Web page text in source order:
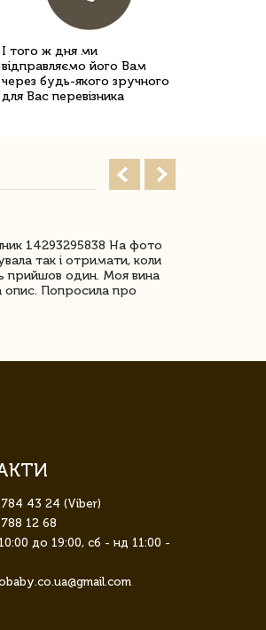
І того ж дня ми
відправляємо його Вам
через будь-якого зручного
для Вас перевізника
14293295838 На фото
так і отримати, коли
прийшов один. Моя вина
Попросила про
43 24 (Viber)
12 68
до 19:00, сб - нд 11:00 -